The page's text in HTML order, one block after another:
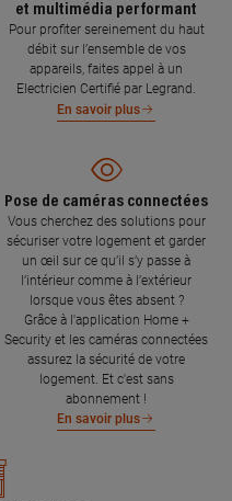
et multimédia performant
Pour profiter sereinement du haut
débit sur l’ensemble de vos
appareils, faites appel à un
Electricien Certifié par Legrand.
En savoir plus
Pose de caméras connectées
Vous cherchez des solutions pour
sécuriser votre logement et garder
un œil sur ce qu’il s’y passe à
l’intérieur comme à l’extérieur
lorsque vous êtes absent ?
Grâce à l'application Home +
Security et les caméras connectées
assurez la sécurité de votre
logement. Et c'est sans
abonnement !
En savoir plus